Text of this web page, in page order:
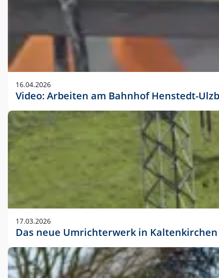
16.04.2026
Video: Arbeiten am Bahnhof Henstedt-
17.03.2026
Das neue Umrichterwerk in Kaltenkirchen